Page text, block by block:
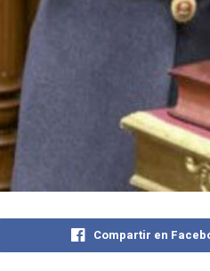
Compartir en